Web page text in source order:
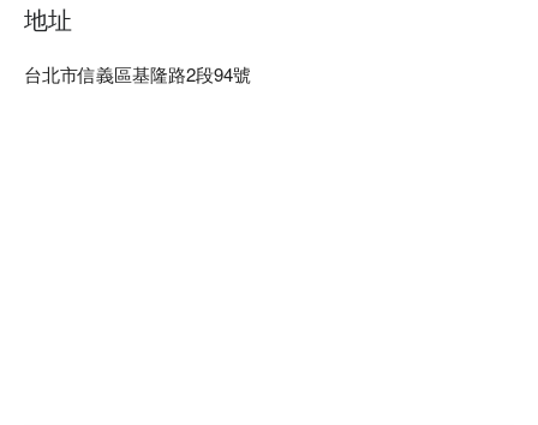
疲勞，或與朋友同行一起享受 SPA 感休息時光的客人。
Spa 價格立刻查看 ⬇︎
地址
台北市信義區基隆路2段94號